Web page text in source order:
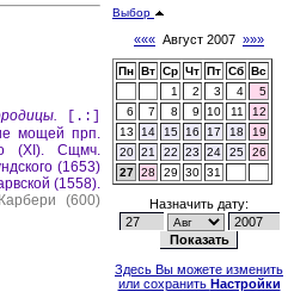
[.:]
мощей прп.
(XI). Сщмч.
(1653)
(1558).
(600)
Выбор
««« Август 2007 »»»
Пн Вт Ср Чт Пт Сб Вс
1
2 3 4
5
6
7 8 9 10 11
12
13
14 15 16 17 18
19
20 21 22 23 24 25
26
27 28 29 30 31
Назначить дату:
Здесь Вы можете изменить
или сохранить Настройки